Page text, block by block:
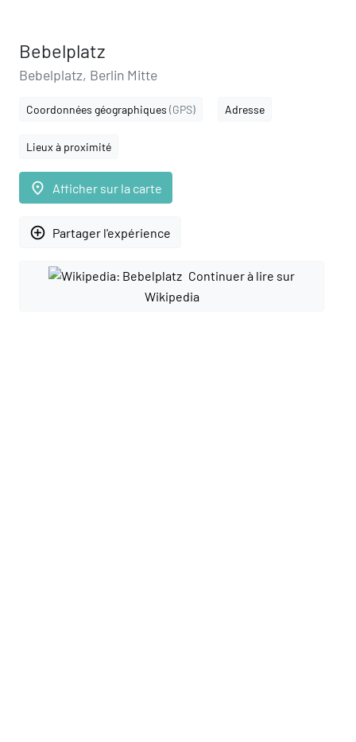
Bebelplatz
Bebelplatz, Berlin Mitte
Coordonnées géographiques (GPS) Adresse
Lieux à proximité
place Afficher sur la carte
add_circle_outline Partager l'expérience
Continuer à lire sur
Wikipedia